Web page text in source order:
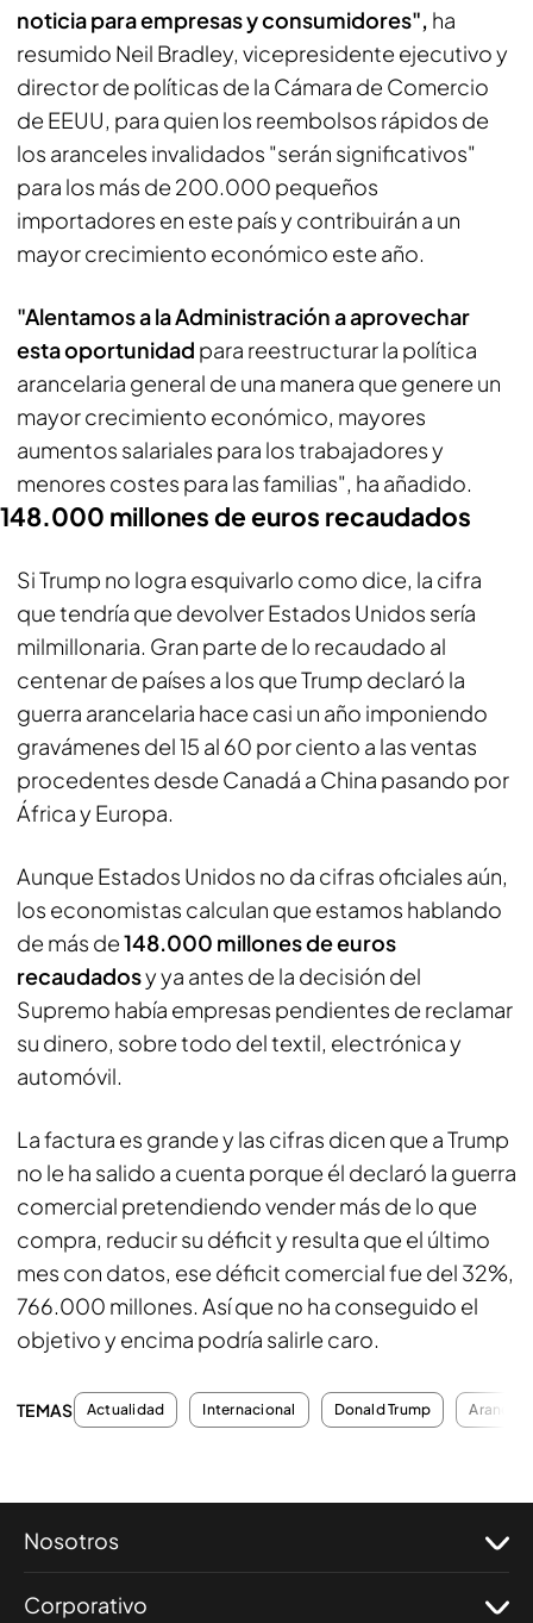
noticia para empresas y consumidores", ha
resumido Neil Bradley, vicepresidente ejecutivo y
director de políticas de la Cámara de Comercio
de EEUU, para quien los reembolsos rápidos de
los aranceles invalidados "serán significativos"
para los más de 200.000 pequeños
importadores en este país y contribuirán a un
mayor crecimiento económico este año.
"Alentamos a la Administración a aprovechar
esta oportunidad para reestructurar la política
arancelaria general de una manera que genere un
mayor crecimiento económico, mayores
aumentos salariales para los trabajadores y
menores costes para las familias", ha añadido.
148.000 millones de euros recaudados
Si Trump no logra esquivarlo como dice, la cifra
que tendría que devolver Estados Unidos sería
milmillonaria. Gran parte de lo recaudado al
centenar de países a los que Trump declaró la
guerra arancelaria hace casi un año imponiendo
gravámenes del 15 al 60 por ciento a las ventas
procedentes desde Canadá a China pasando por
África y Europa.
Aunque Estados Unidos no da cifras oficiales aún,
los economistas calculan que estamos hablando
de más de148.000 millones de euros
recaudadosy ya antes de la decisión del
Supremo había empresas pendientes de reclamar
su dinero, sobre todo del textil, electrónica y
automóvil.
La factura es grande y las cifras dicen que a Trump
no le ha salido a cuenta porque él declaró la guerra
comercial pretendiendo vender más de lo que
compra, reducir su déficit y resulta que el último
mes con datos, ese déficit comercial fue del 32%,
766.000 millones. Así que no ha conseguido el
objetivo y encima podría salirle caro.
TEMAS Actualidad Internacional Donald Trump
Nosotros
Corporativo